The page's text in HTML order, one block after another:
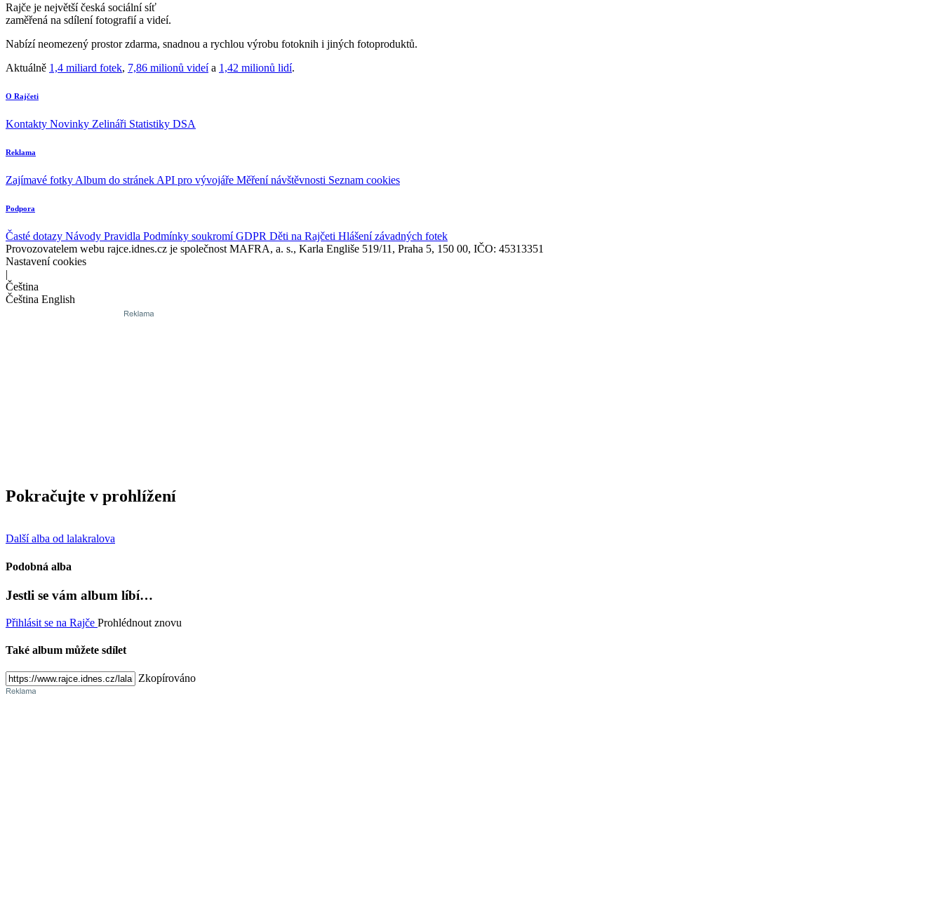
Rajče je největší česká sociální síť
zaměřená na sdílení fotografií a videí.
Nabízí neomezený prostor zdarma, snadnou a rychlou výrobu fotoknih i jiných fotoproduktů.
Aktuálně 1,4 miliard fotek, 7,86 milionů videía 1,42 milionů lidí.
O Rajčeti
Kontakty Novinky Zelináři Statistiky DSA
Reklama
Zajímavé fotky Album do stránek API pro vývojáře Měření návštěvnosti Seznam cookies
Podpora
Časté dotazy Návody Pravidla Podmínky soukromíGDPR Děti na Rajčeti Hlášení závadných fotek
Provozovatelem webu rajce.idnes.cz je společnost MAFRA, a. s., Karla Engliše 519/11, Praha 5, 150 00, IČO: 45313351
Nastavení cookies
|
Čeština
Čeština English
Pokračujte v prohlížení
Další alba od lalakralova
Podobná alba
Jestli se vám album líbí…
Přihlásit se na Rajče Prohlédnout znovu
Také album můžete sdílet
Zkopírováno